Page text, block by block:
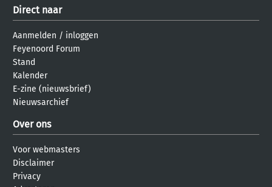
Direct naar
Aanmelden / inloggen
Feyenoord Forum
Stand
Kalender
E-zine (nieuwsbrief)
Nieuwsarchief
Over ons
Voor webmasters
Disclaimer
Privacy